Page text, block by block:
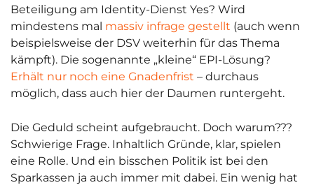
Beteiligung am Identity-Dienst Yes? Wird
mindestens mal massiv infrage gestellt (auch wenn
beispielsweise der DSV weiterhin für das Thema
kämpft). Die sogenannte „kleine“ EPI-Lösung?
Erhält nur noch eine Gnadenfrist – durchaus
möglich, dass auch hier der Daumen runtergeht.
Die Geduld scheint aufgebraucht. Doch warum???
Schwierige Frage. Inhaltlich Gründe, klar, spielen
eine Rolle. Und ein bisschen Politik ist bei den
Sparkassen ja auch immer mit dabei. Ein wenig hat